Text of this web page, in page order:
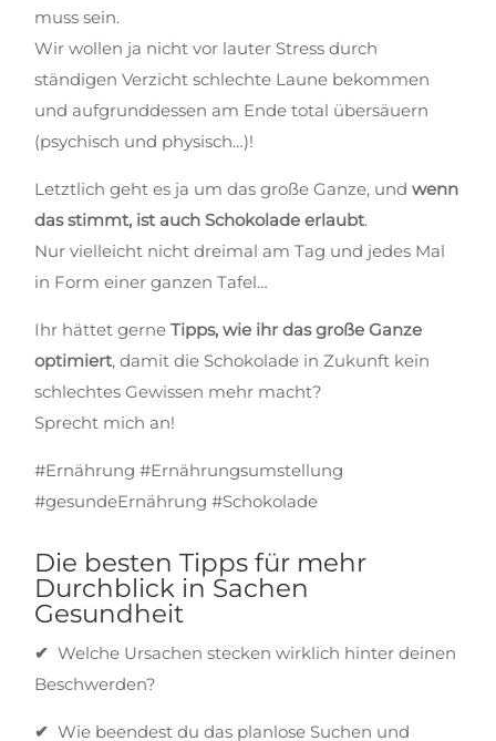
muss sein.
Wir wollen ja nicht vor lauter Stress durch
ständigen Verzicht schlechte Laune bekommen
und aufgrunddessen am Ende total übersäuern
(psychisch und physisch…)!
Letztlich geht es ja um das große Ganze, undwenn
das stimmt, ist auch Schokolade erlaubt.
Nur vielleicht nicht dreimal am Tag und jedes Mal
in Form einer ganzen Tafel…
Ihr hättet gerneTipps, wie ihr das große Ganze
optimiert, damit die Schokolade in Zukunft kein
schlechtes Gewissen mehr macht?
Sprecht mich an!
#Ernährung #Ernährungsumstellung
#gesundeErnährung #Schokolade
Die besten Tipps für mehr
Durchblick in Sachen
Gesundheit
✔ Welche Ursachen stecken wirklich hinter deinen
Beschwerden?
✔ Wie beendest du das planlose Suchen und